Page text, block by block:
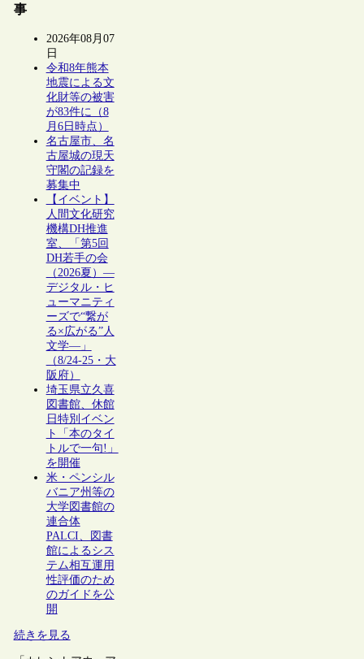
事
2026年08月07
日
令和8年熊本
地震による文
化財等の被害
が83件に（8
月6日時点）
名古屋市、名
古屋城の現天
守閣の記録を
募集中
【イベント】
人間文化研究
機構DH推進
室、「第5回
DH若手の会
（2026夏）―
デジタル・ヒ
ューマニティ
ーズで“繋が
る×広がる”人
文学―」
（8/24-25・大
阪府）
埼玉県立久喜
図書館、休館
日特別イベン
ト「本のタイ
トルで一句!」
を開催
米・ペンシル
バニア州等の
大学図書館の
連合体
PALCI、図書
館によるシス
テム相互運用
性評価のため
のガイドを公
開
続きを見る